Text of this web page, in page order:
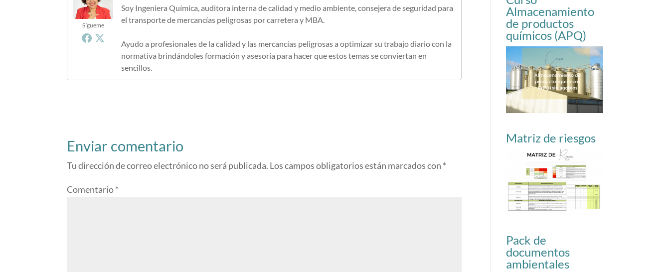
Sígueme
Soy Ingeniera Química, auditora interna de calidad y medio ambiente, consejera de seguridad para
el transporte de mercancías peligrosas por carretera y MBA.
Ayudo a profesionales de la calidad y las mercancías peligrosas a optimizar su trabajo diario con la
normativa brindándoles formación y asesoría para hacer que estos temas se conviertan en
sencillos.
Enviar comentario
Tu dirección de correo electrónico no será publicada. Los campos obligatorios están marcados con *
Comentario*
Almacenamiento
de productos
químicos (APQ)
Matriz de riesgos
Pack de
documentos
ambientales